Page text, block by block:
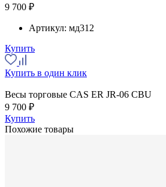
9 700 ₽
Артикул: мд312
Купить
Купить в один клик
Весы торговые CAS ER JR-06 CBU
9 700 ₽
Купить
Похожие товары